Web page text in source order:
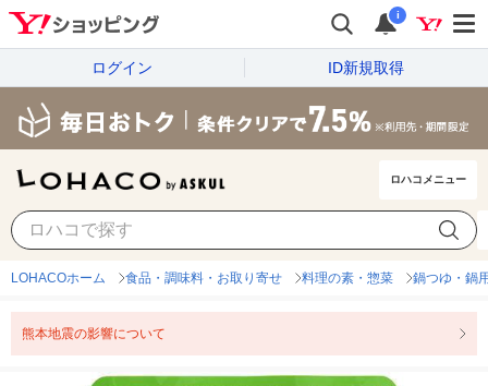
i
ログイン ID新規取得
ロハコメニュー
LOHACOホーム 食品・調味料・お取り寄せ 料理の素・惣菜 鍋つゆ・鍋
熊本地震の影響について